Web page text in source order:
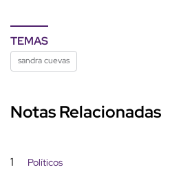
TEMAS
sandra cuevas
Notas Relacionadas
1 Políticos